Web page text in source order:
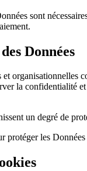
sont
Données
la confidentialité
un degré de
les